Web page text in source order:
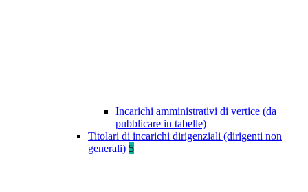
Incarichi amministrativi di vertice (da
pubblicare in tabelle)
Titolari di incarichi dirigenziali (dirigenti non
generali) 5